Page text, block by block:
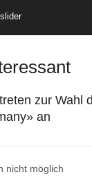
slider
zur Wahl
an
nicht möglich